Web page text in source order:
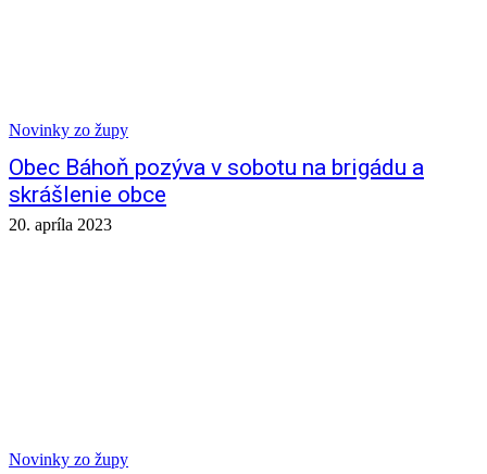
Novinky zo župy
Obec Báhoň pozýva v sobotu na brigádu a
skrášlenie obce
20. apríla 2023
Novinky zo župy